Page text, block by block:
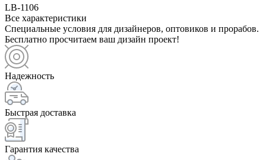
LB-1106
Все характеристики
Специальные условия для дизайнеров, оптовиков и прорабов.
Бесплатно просчитаем ваш дизайн проект!
Надежность
Быстрая доставка
Гарантия качества